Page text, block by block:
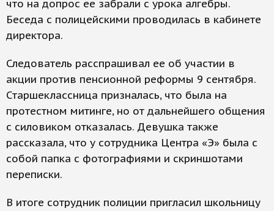
что на допрос ее забрали с урока алгебры.
Беседа с полицейскими проводилась в кабинете
директора.
Следователь расспрашивал ее об участии в
акции против пенсионной реформы 9 сентября.
Старшеклассница призналась, что была на
протестном митинге, но от дальнейшего общения
с силовиком отказалась. Девушка также
рассказала, что у сотрудника Центра «Э» была с
собой папка с фотографиями и скриншотами
переписки.
В итоге сотрудник полиции пригласил школьницу